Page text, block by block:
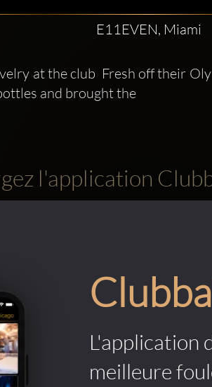
E11EVEN, Miami
at the club  Fresh off their
and brought the
l'application
L'application
meilleure